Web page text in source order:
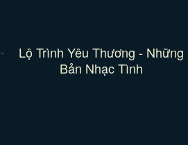
Lộ Trình Yêu Thương - Những
Bản Nhạc Tình